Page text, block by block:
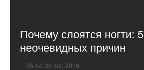
Почему слоятся ногти: 5
неочевидных причин
05:42, 26 апр 2019